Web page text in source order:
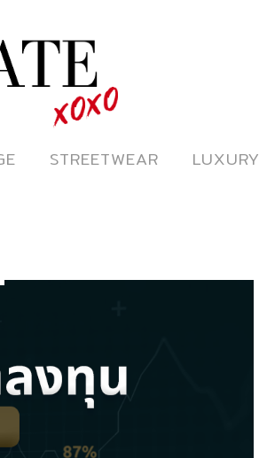
นังออนไลน์
STREETWEAR
STREETWEAR LUXURY
LUXURY